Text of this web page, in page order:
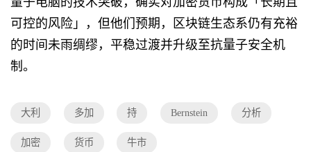
可控的风险」，但他们预期，区块链生态系仍有充裕
的时间未雨绸缪，平稳过渡并升级至抗量子安全机
制。
大利 多加 持 Bernstein 分析
加密 货币 牛市